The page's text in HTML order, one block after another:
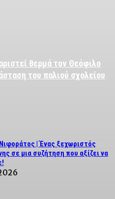
θερμά τον Θεόφιλο
του παλιού σχολείου
| Ένας ξεχωριστός
σε μια συζήτηση που αξίζει να